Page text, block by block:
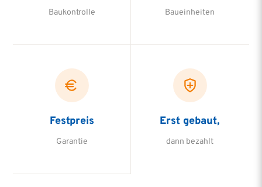
Baukontrolle Baueinheiten
Festpreis
Garantie
Erst gebaut,
dann bezahlt